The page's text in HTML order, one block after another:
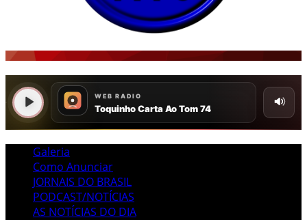
Galeria
Como Anunciar
JORNAIS DO BRASIL
PODCAST/NOTÍCIAS
AS NOTÍCIAS DO DIA